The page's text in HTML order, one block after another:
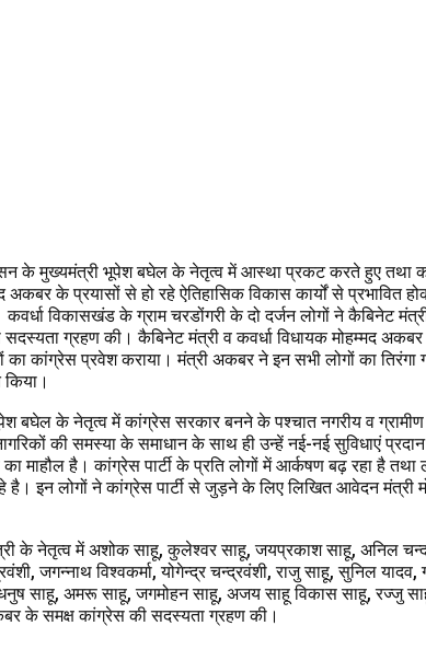
के मुख्यमंत्री भूपेश बघेल के नेतृत्व में आस्था प्रकट करते हुए तथा
अकबर के प्रयासों से हो रहे ऐतिहासिक विकास कार्यों से प्रभावित
विकासखंड के ग्राम चरडोंगरी के दो दर्जन लोगों ने कैबिनेट
सदस्यता ग्रहण की। कैबिनेट मंत्री व कवर्धा विधायक मोहम्मद
का कांग्रेस प्रवेश कराया। मंत्री अकबर ने इन सभी लोगों का तिरंगा
किया।
बघेल के नेतृत्व में कांग्रेस सरकार बनने के पश्चात नगरीय व ग्रामीण
की समस्या के समाधान के साथ ही उन्हें नई-नई सुविधाएं
का माहौल है। कांग्रेस पार्टी के प्रति लोगों में आर्कषण बढ़ रहा है
है। इन लोगों ने कांग्रेस पार्टी से जुड़ने के लिए लिखित आवेदन मंत्री
के नेतृत्व में अशोक साहू, कुलेश्वर साहू, जयप्रकाश साहू, अनिल
जगन्नाथ विश्वकर्मा, योगेन्द्र चन्द्रवंशी, राजु साहू, सुनिल यादव,
साहू, अमरू साहू, जगमोहन साहू, अजय साहू विकास साहू, रज्जु
के समक्ष कांग्रेस की सदस्यता ग्रहण की।